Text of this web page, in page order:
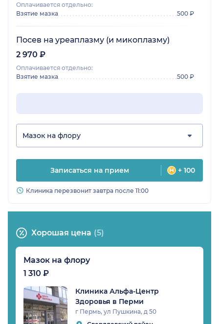
Оплачивается отдельно:
Взятие мазка
500 ₽
Посев на уреаплазму (и микоплазму)
2 970 ₽
Оплачивается отдельно:
Взятие мазка
500 ₽
Мазок на флору
Записаться на прием + 100
Клиника перезвонит завтра после 11:00
Хорошая цена (5)
Мазок на флору
1 310 ₽
Клиника Альфа-Центр
Здоровья в Перми
г Пермь, ул Пушкина, д 50